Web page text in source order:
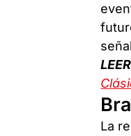
La